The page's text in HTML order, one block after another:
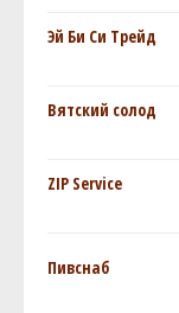
Эй Би Си Трейд
Вятский солод
ZIP Service
Пивснаб